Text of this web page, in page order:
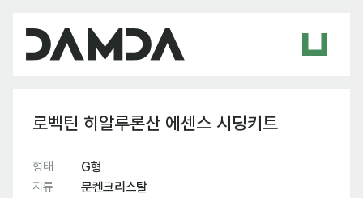
로벡틴 히알루론산 에센스 시딩키트
형태 G형
지류 문켄크리스탈